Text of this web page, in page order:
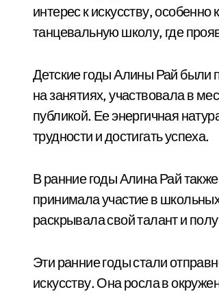
интерес к искусству,
танцевальную школу, где
Детские годы Алины Рай были
на занятиях, участвовала в
публикой. Ее энергичная
трудности и достигать успеха.
В ранние годы Алина Рай
принимала участие в
раскрывала свой талант и
Эти ранние годы стали
искусству. Она росла в